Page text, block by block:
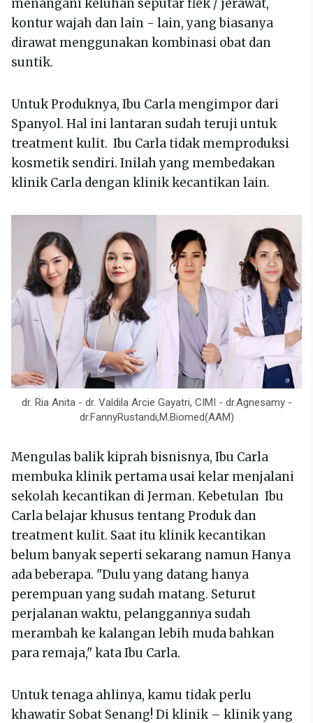
menangani keluhan seputar flek / jerawat,
kontur wajah dan lain - lain, yang biasanya
dirawat menggunakan kombinasi obat dan
suntik.
Untuk Produknya, Ibu Carla mengimpor dari
Spanyol. Hal ini lantaran sudah teruji untuk
treatment kulit. Ibu Carla tidak memproduksi
kosmetik sendiri. Inilah yang membedakan
klinik Carla dengan klinik kecantikan lain.
dr. Ria Anita - dr. Valdila Arcie Gayatri, CIMI - dr.Agnesamy -
dr.FannyRustandi,M.Biomed(AAM)
Mengulas balik kiprah bisnisnya, Ibu Carla
membuka klinik pertama usai kelar menjalani
sekolah kecantikan di Jerman. Kebetulan Ibu
Carla belajar khusus tentang Produk dan
treatment kulit. Saat itu klinik kecantikan
belum banyak seperti sekarang namun Hanya
ada beberapa. "Dulu yang datang hanya
perempuan yang sudah matang. Seturut
perjalanan waktu, pelanggannya sudah
merambah ke kalangan lebih muda bahkan
para remaja," kata Ibu Carla.
Untuk tenaga ahlinya, kamu tidak perlu
khawatir Sobat Senang! Di klinik – klinik yang